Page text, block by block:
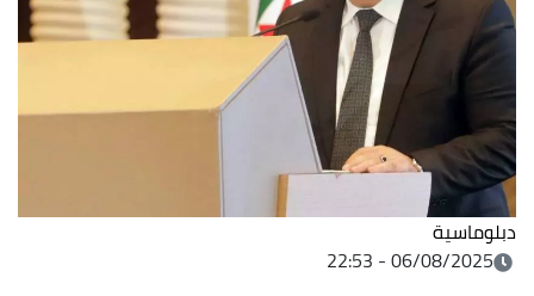
دبلوماسية
06/08/2025 - 22:53